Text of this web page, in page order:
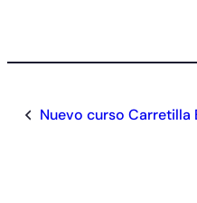
Nuevo curso Carretilla